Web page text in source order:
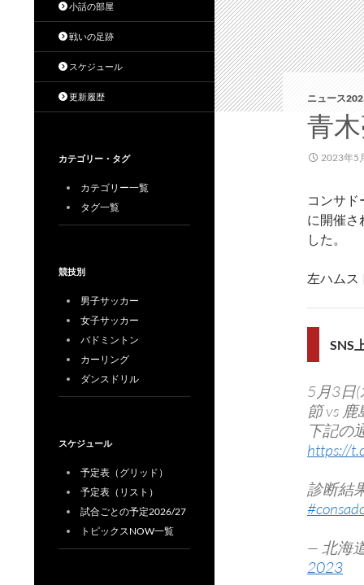
ニュース
青
2023年5
コンサ
に開催さ
した。
左ハムス
SNS
5月3日
節 vs
下記の
https://
診断結
— 北海
2023
小話の部屋
戦いの足跡
スケジュール
更新履歴
カテゴリー・タグ
カテゴリー一覧
タグ一覧
競技別
男子サッカー
女子サッカー
バドミントン
カーリング
ダンスドリル
スケジュール
予定表（グリッド）
予定表（リスト）
試合ごとの予定2026/27
トピックスNOW一覧